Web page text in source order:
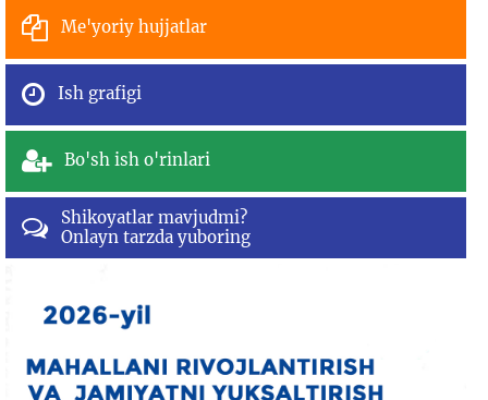
Me'yoriy hujjatlar
Ish grafigi
Bo'sh ish o'rinlari
Shikoyatlar mavjudmi?
Onlayn tarzda yuboring